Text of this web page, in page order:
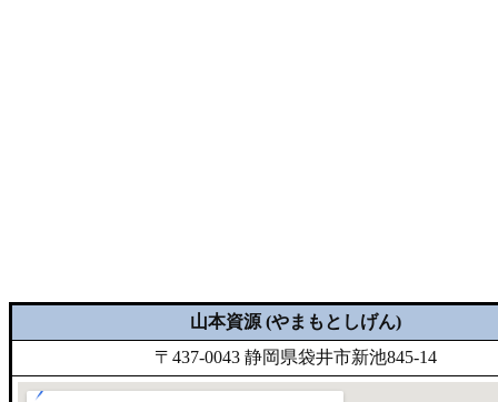
山本資源 (やまもとしげん)
〒437-0043 静岡県袋井市新池845-14